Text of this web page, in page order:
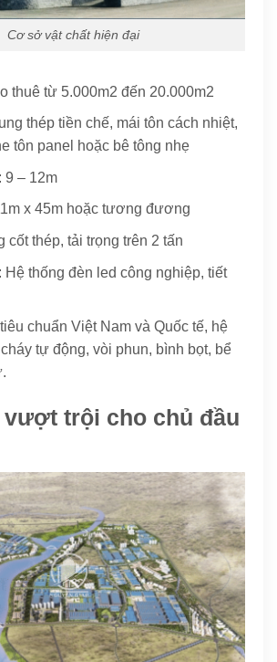
Cơ sở vật chất hiện đại
thuê từ 5.000m2 đến 20.000m2
thép tiền chế, mái tôn cách nhiệt,
tôn panel hoặc bê tông nhẹ
9 – 12m
x 45m hoặc tương đương
cốt thép, tải trọng trên 2 tấn
Hệ thống đèn led công nghiệp, tiết
chuẩn Việt Nam và Quốc tế, hệ
tự động, vòi phun, bình bọt, bể
vượt trội cho chủ đầu